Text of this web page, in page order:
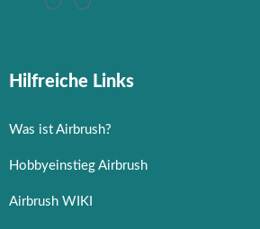
Hilfreiche Links
Was ist Airbrush?
Hobbyeinstieg Airbrush
Airbrush WIKI